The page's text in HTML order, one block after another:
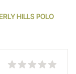
HILLS POLO